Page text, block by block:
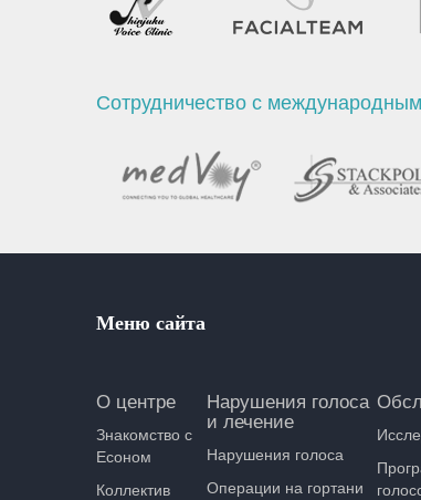
Сотрудничество с
Меню сайта
О центре
Знакомство с
Есоном
Коллектив
Нарушения голоса
и лечение
Нарушения голоса
Операции на гортани